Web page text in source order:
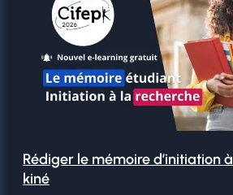
Rédiger le mémoire d’initiation
kiné